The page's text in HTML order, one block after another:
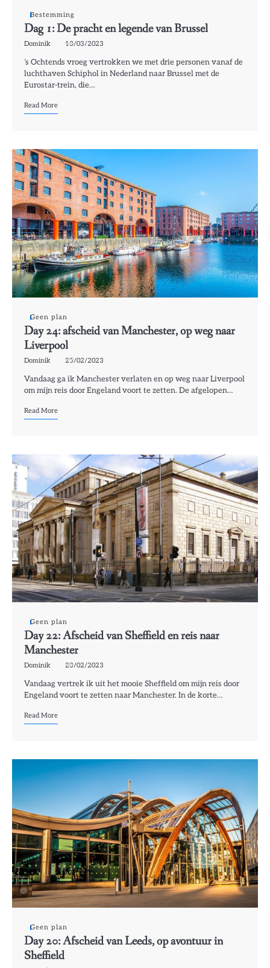
Bestemming
Dag 1: De pracht en legende van Brussel
Dominik 13/03/2023
’s Ochtends vroeg vertrokken we met drie personen vanaf de
luchthaven Schiphol in Nederland naar Brussel met de
Eurostar-trein, die…
Read More
Geen plan
Day 24: afscheid van Manchester, op weg naar
Liverpool
Dominik 25/02/2023
Vandaag ga ik Manchester verlaten en op weg naar Liverpool
om mijn reis door Engeland voort te zetten. De afgelopen…
Read More
Geen plan
Day 22: Afscheid van Sheffield en reis naar
Manchester
Dominik 23/02/2023
Vandaag vertrek ik uit het mooie Sheffield om mijn reis door
Engeland voort te zetten naar Manchester. In de korte…
Read More
Geen plan
Day 20: Afscheid van Leeds, op avontuur in
Sheffield